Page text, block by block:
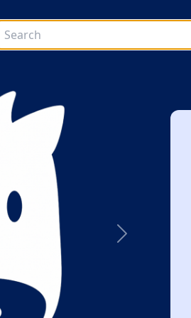
次へ